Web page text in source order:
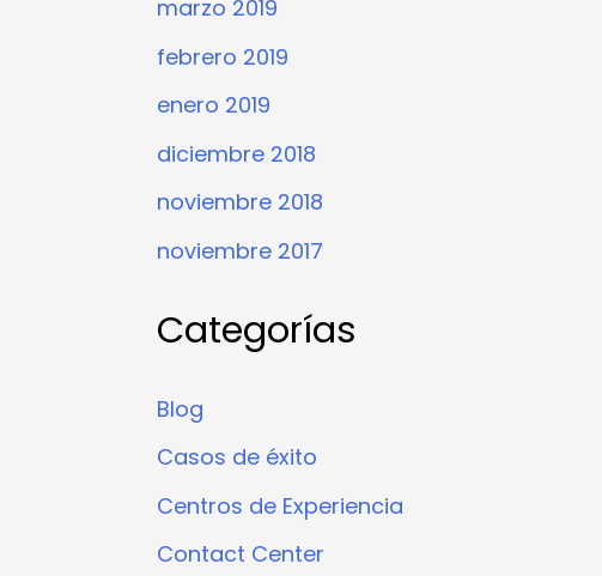
marzo 2019
febrero 2019
enero 2019
diciembre 2018
noviembre 2018
noviembre 2017
Categorías
Blog
Casos de éxito
Centros de Experiencia
Contact Center